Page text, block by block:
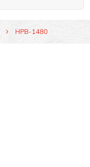
HPB-1480